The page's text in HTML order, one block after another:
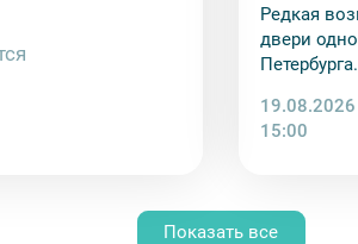
Редкая
двери
маршруте.
19.08.2026
15:00
Показать все